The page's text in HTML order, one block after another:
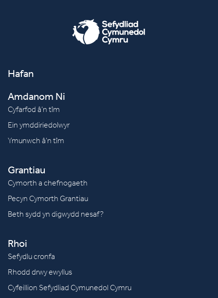
Hafan
Amdanom Ni
Cyfarfod â’n tîm
Ein ymddiriedolwyr
Ymunwch â’n tîm
Grantiau
Cymorth a chefnogaeth
Pecyn Cymorth Grantiau
Beth sydd yn digwydd nesaf?
Rhoi
Sefydlu cronfa
Rhodd drwy ewyllus
Cyfeillion Sefydliad Cymunedol Cymru